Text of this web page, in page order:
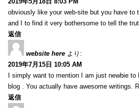
obviously like your web-site but you have
and I to find it very bothersome to tell the
返信
website here より:
2019年7月15日 10:05 AM
I simply want to mention I am just newbie to
blog . You actually have awesome writings.
返信